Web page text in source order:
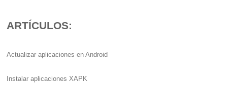
ARTÍCULOS:
Actualizar aplicaciones en Android
Instalar aplicaciones XAPK